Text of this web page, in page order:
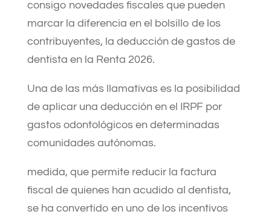
consigo novedades fiscales que pueden
marcar la diferencia en el bolsillo de los
contribuyentes, la deducción de gastos de
dentista en la Renta 2026.
Una de las más llamativas es la posibilidad
de aplicar una deducción en el IRPF por
gastos odontológicos en determinadas
comunidades autónomas.
medida, que permite reducir la factura
fiscal de quienes han acudido al dentista,
se ha convertido en uno de los incentivos